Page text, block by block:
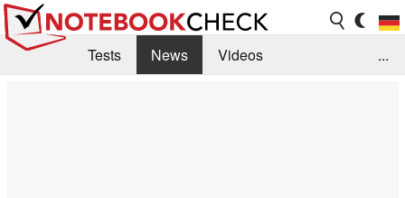
Tests News
Videos
...